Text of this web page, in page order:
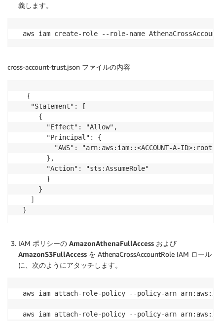
義します。
aws iam create-role --role-name
cross-account-trust.json ファイルの内容
{
  "Statement": [
    {
      "Effect": "Allow",
      "Principal": {
        "AWS": "arn:aws:iam::<ACCOUNT-A-ID>:root"
      },
      "Action": "sts:AssumeRole"
      }
    }
  ]
}
IAM ポリシーの AmazonAthenaFullAccess および
AmazonS3FullAccess を AthenaCrossAccountRole IAM ロール
に、次のようにアタッチします。
aws iam attach-role-policy --policy-arn
aws iam attach-role-policy --policy-arn